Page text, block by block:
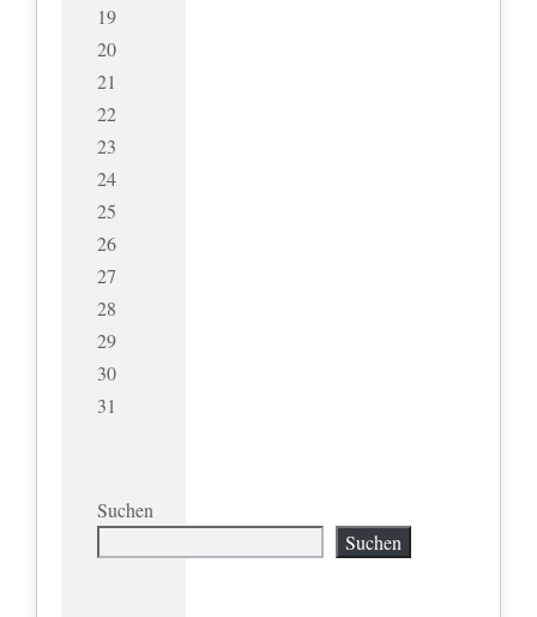
19
20
21
22
23
24
25
26
27
28
29
30
31
Suchen
Suchen